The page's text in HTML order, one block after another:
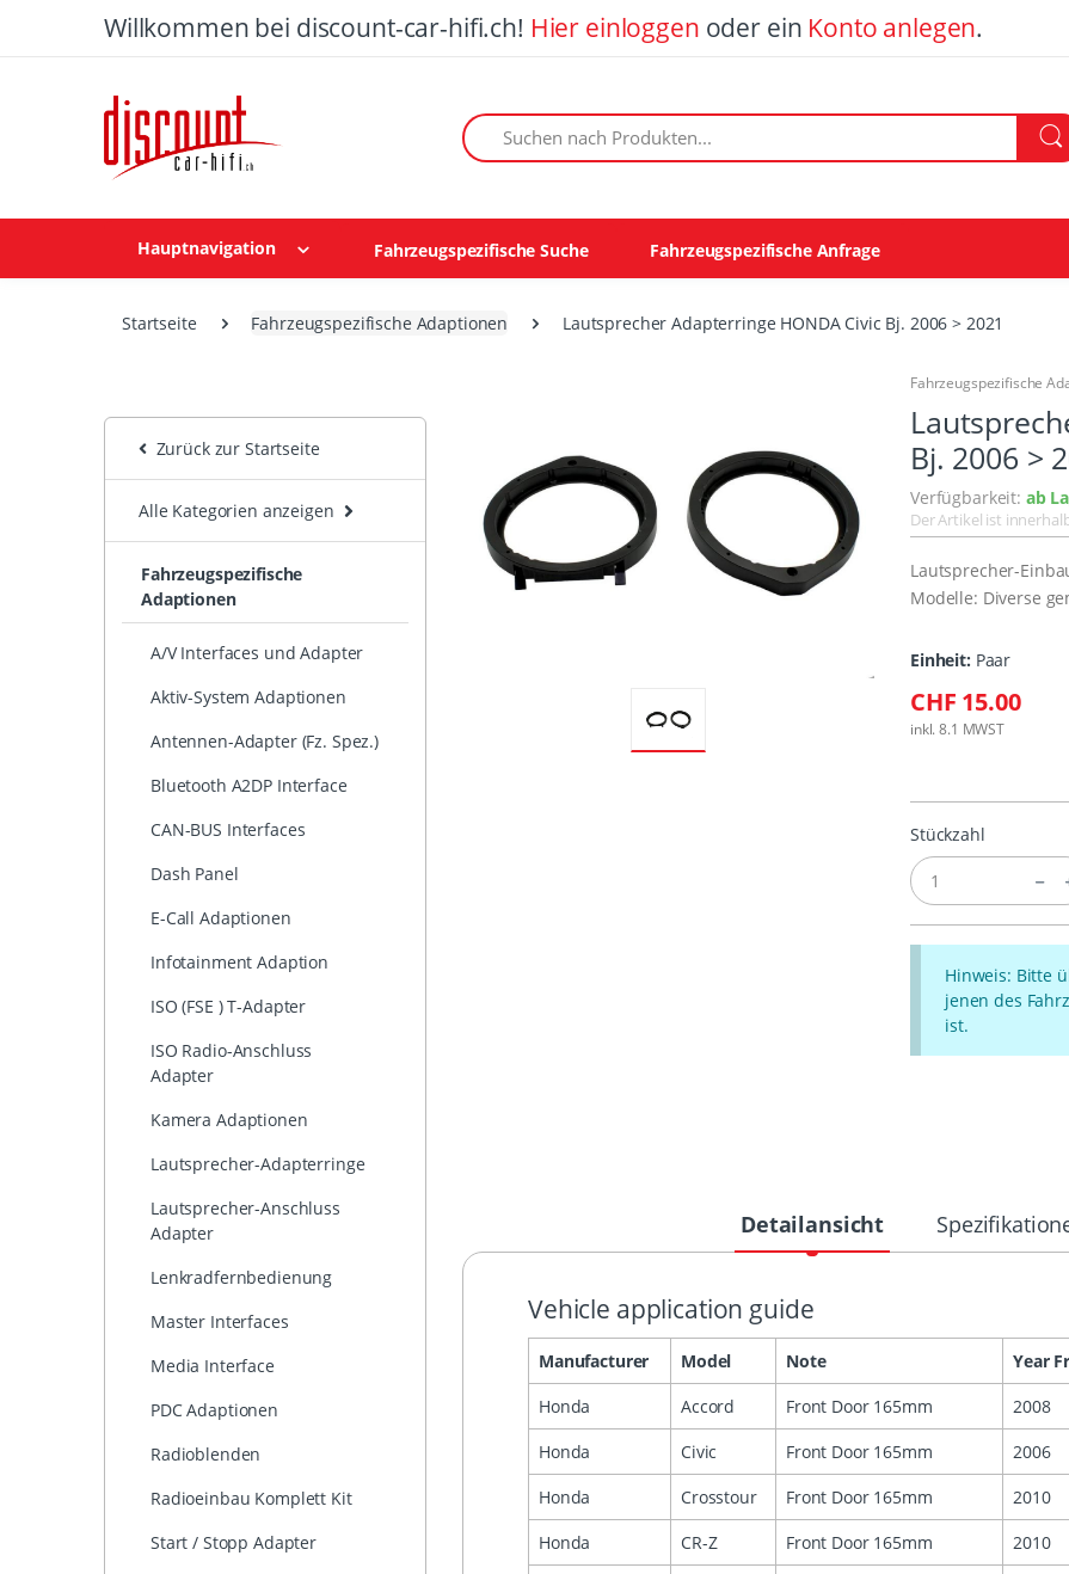
Willkommen bei discount-car-hifi.ch! Hier einloggen oder ein Konto anlegen.
Suchen nach Produkten:
Hauptnavigation Fahrzeugspezifische Suche Fahrzeugspezifische Anfrage
Startseite Fahrzeugspezifische Adaptionen Lautsprecher Adapterringe HONDA Civic Bj. 2006 > 2021
Zurück zur Startseite
Alle Kategorien anzeigen
Fahrzeugspezifische
Adaptionen
A/V Interfaces und Adapter
Aktiv-System Adaptionen
Antennen-Adapter (Fz. Spez.)
Bluetooth A2DP Interface
CAN-BUS Interfaces
Dash Panel
E-Call Adaptionen
Infotainment Adaption
ISO (FSE ) T-Adapter
ISO Radio-Anschluss
Adapter
Kamera Adaptionen
Lautsprecher-Adapterringe
Lautsprecher-Anschluss
Adapter
Lenkradfernbedienung
Master Interfaces
Media Interface
PDC Adaptionen
Radioblenden
Radioeinbau Komplett Kit
Start / Stopp Adapter
Fahrzeugspezifische
Bj. 2006 >
Verfügbarkeit: ab
Der Artikel ist
Lautsprecher-
Modelle: Diverse
Einheit: Paar
CHF 15.00
inkl. 8.1 MWST
Stückzahl
Hinweis: Bitte
jenen des
ist.
Detailansicht
Vehicle application guide
Manufacturer Model Note Year
Honda
Accord Front Door 165mm 2008
Honda
Civic Front Door 165mm 2006
Honda
Crosstour Front Door 165mm 2010
Honda
CR-Z Front Door 165mm 2010